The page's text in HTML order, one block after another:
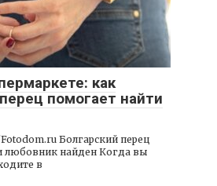
как
помогает найти
Болгарский перец
любовник найден Когда вы
в